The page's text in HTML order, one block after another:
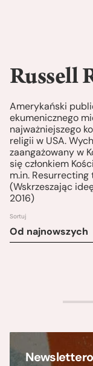
Russell
Amerykański
ekumenicznego
najważniejszego
religii w USA.
zaangażowany w
się członkiem
m.in.
(Wskrzeszając
2016)
Sortuj
Od najnowszych
>